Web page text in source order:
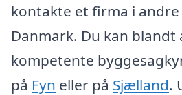
kontakte et firma i
Danmark. Du kan
kompetente
på Fyn eller på Sjælland.